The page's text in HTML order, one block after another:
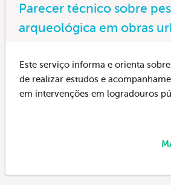
Parecer técnico sobre
arqueológica em obras
Este serviço informa e orienta
de realizar estudos e
em intervenções em logradouros